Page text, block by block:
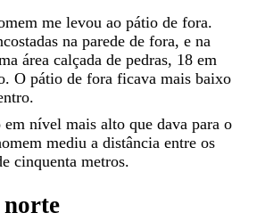
me levou ao pátio de fora.
na parede de fora, e na
área calçada de pedras, 18 em
. O pátio de fora ficava mais baixo
.
em nível mais alto que dava para o
mediu a distância entre os
cinquenta metros.
norte